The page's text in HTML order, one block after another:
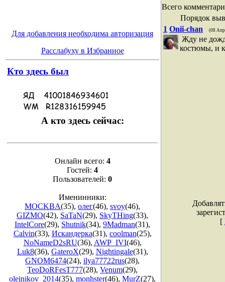
Для добавления необходима авторизация
Расслабуху в Избранное
Кто здесь был
А кто здесь сейчас:
Онлайн всего: 4
Гостей: 4
Пользователей: 0
Именинники:
MOCKBA(35), олег(46), svoy(46),
GIZMO(42), SaTaN(29), SkyTHing(33),
IntelCore(29), Shutnik(34), 9Madman(31),
Calvin(33), Искандерка(31), coolman(25),
NoNameD2sRU(36), AWP_IVI(46),
Luk8(36), GateroX(29), Nightingale(31),
GNOM6474(24), ilya77722rus(28),
TeoDoRFesT777(28), Venum(29),
oleinikov_2014(35), monhster(46), MurZ(27),
Всего
Порядок
1 Onii-chan (08
Жду не
костюмы, и
[